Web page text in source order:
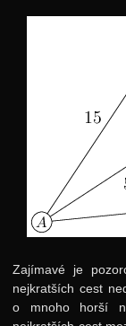
Zajímavé je
nejkratších cest
o mnoho horší